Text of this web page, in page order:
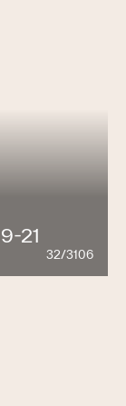
21
32/3106